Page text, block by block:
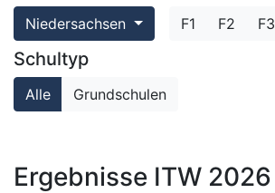
Niedersachsen F1 F2 F3
Schultyp
Alle Grundschulen
Ergebnisse ITW 2026